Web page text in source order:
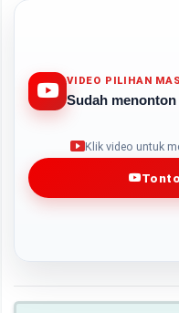
VIDEO PILIHAN
Sudah
Klik video untuk